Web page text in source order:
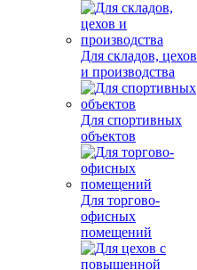
Для складов, цехов
и производства
Для спортивных
объектов
Для торгово-
офисных
помещений